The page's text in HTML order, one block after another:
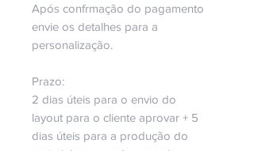
Após confrmação do pagamento
envie os detalhes para a
personalização.
Prazo:
2 dias úteis para o envio do
layout para o cliente aprovar + 5
dias úteis para a produção do